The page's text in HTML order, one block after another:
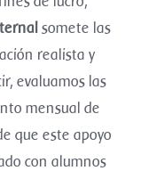
somete las
realista y
evaluamos las
mensual de
que este apoyo
con alumnos